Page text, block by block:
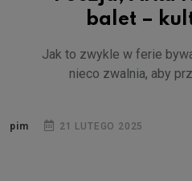
balet –
Jak to zwykle w ferie
nieco zwalnia, aby
pim 21 LUTEGO 2025